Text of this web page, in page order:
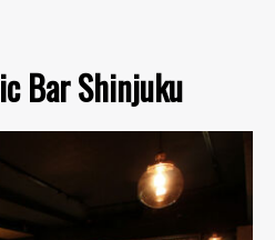
Bar Shinjuku